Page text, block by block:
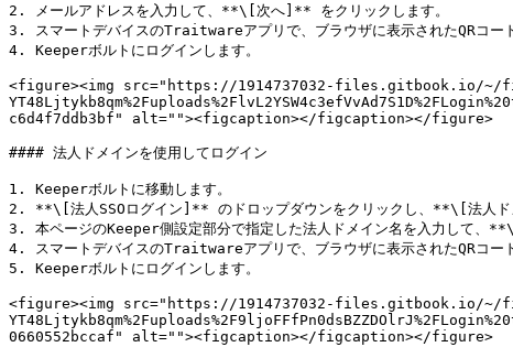
2. メールアドレスを入力して、**\[次へ]** をクリックします。
3. スマートデバイスのTraitwareアプリで、ブラウザに表示されたQRコード
4. Keeperボルトにログインします。
<figure><img src="https://1914737032-files.gitbook.io/~/
c6d4f7ddb3bf" alt=""><figcaption></figcaption></figure>
#### 法人ドメインを使用してログイン
1. Keeperボルトに移動します。
2. **\[法人SSOログイン]** のドロップダウンをクリックし、**\[法人ド
3. 本ページのKeeper側設定部分で指定した法人ドメイン名を入力して、
4. スマートデバイスのTraitwareアプリで、ブラウザに表示されたQRコード
5. Keeperボルトにログインします。
<figure><img src="https://1914737032-files.gitbook.io/~/
0660552bccaf" alt=""><figcaption></figcaption></figure>